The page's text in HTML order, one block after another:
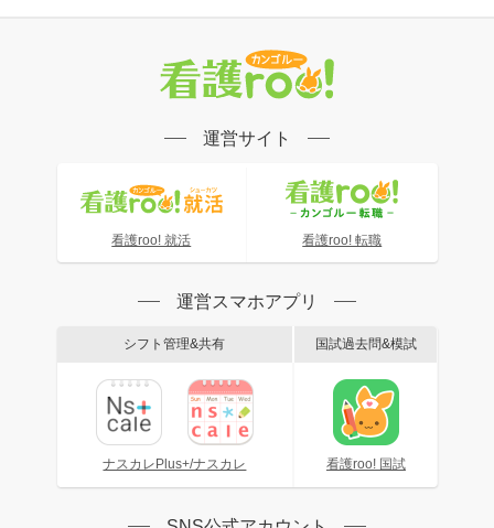
運営サイト
看護roo! 就活 看護roo! 転職
運営スマホアプリ
シフト管理&共有
ナスカレPlus+/ナスカレ
国試過去問&模試
看護roo! 国試